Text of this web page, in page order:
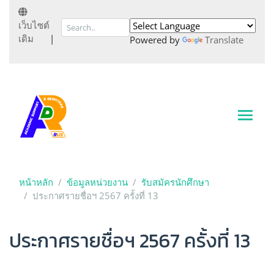
เว็บไซต์
เดิม
| Powered by Translate
หน้าหลัก ข้อมูลหน่วยงาน
รับสมัครนักศึกษา
ประกาศรายชื่อฯ 2567 ครั้งที่ 13
ประกาศรายชื่อฯ 2567 ครั้งที่ 13